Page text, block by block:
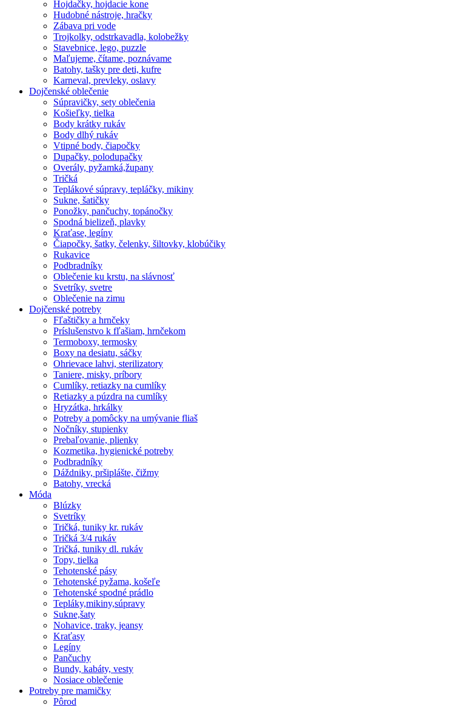
Hojdačky, hojdacie kone
Hudobné nástroje, hračky
Zábava pri vode
Trojkolky, odstrkavadla, kolobežky
Stavebnice, lego, puzzle
Maľujeme, čítame, poznávame
Batohy, tašky pre deti, kufre
Karneval, prevleky, oslavy
Dojčenské oblečenie
Súpravičky, sety oblečenia
Košieľky, tielka
Body krátky rukáv
Body dlhý rukáv
Vtipné body, čiapočky
Dupačky, polodupačky
Overály, pyžamká,župany
Tričká
Teplákové súpravy, tepláčky, mikiny
Sukne, šatičky
Ponožky, pančuchy, topánočky
Spodná bielizeň, plavky
Kraťase, legíny
Čiapočky, šatky, čelenky, šiltovky, klobúčiky
Rukavice
Podbradníky
Oblečenie ku krstu, na slávnosť
Svetríky, svetre
Oblečenie na zimu
Dojčenské potreby
Fľaštičky a hrnčeky
Príslušenstvo k fľašiam, hrnčekom
Termoboxy, termosky
Boxy na desiatu, sáčky
Ohrievace lahvi, sterilizatory
Taniere, misky, príbory
Cumlíky, retiazky na cumlíky
Retiazky a púzdra na cumlíky
Hryzátka, hrkálky
Potreby a pomôcky na umývanie fliaš
Nočníky, stupienky
Prebaľovanie, plienky
Kozmetika, hygienické potreby
Podbradníky
Dáždniky, pršiplášte, čižmy
Batohy, vrecká
Móda
Blúzky
Svetríky
Tričká, tuniky kr. rukáv
Tričká 3/4 rukáv
Tričká, tuniky dl. rukáv
Topy, tielka
Tehotenské pásy
Tehotenské pyžama, košeľe
Tehotenské spodné prádlo
Tepláky,mikiny,súpravy
Sukne,šaty
Nohavice, traky, jeansy
Kraťasy
Legíny
Pančuchy
Bundy, kabáty, vesty
Nosiace oblečenie
Potreby pre mamičky
Pôrod